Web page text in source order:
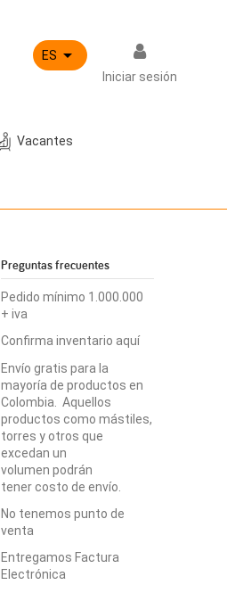
ES 
Iniciar sesión
Vacantes
Preguntas frecuentes
Pedido mínimo 1.000.000
+ iva
Confirma inventario aquí
Envío gratis para la
mayoría de productos en
Colombia. Aquellos
productos como mástiles,
torres y otros que
excedan un
volumen podrán
tener costo de envío.
No tenemos punto de
venta
Entregamos Factura
Electrónica